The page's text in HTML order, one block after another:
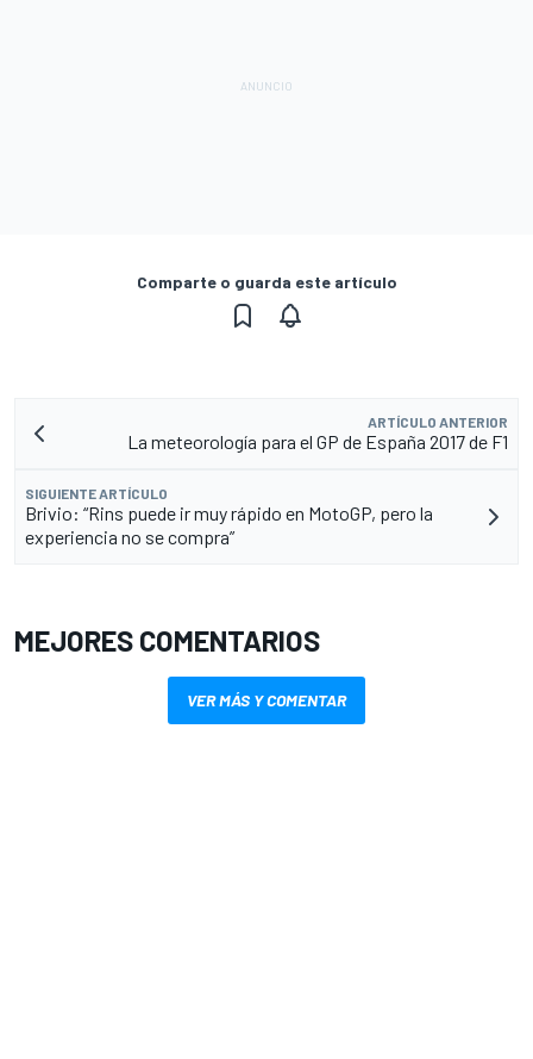
Comparte o guarda este artículo
ARTÍCULO ANTERIOR
La meteorología para el GP de España 2017 de F1
SIGUIENTE ARTÍCULO
Brivio: “Rins puede ir muy rápido en MotoGP, pero la
experiencia no se compra”
MEJORES COMENTARIOS
VER MÁS Y COMENTAR